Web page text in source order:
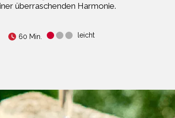
überraschenden Harmonie.
60 Min. leicht